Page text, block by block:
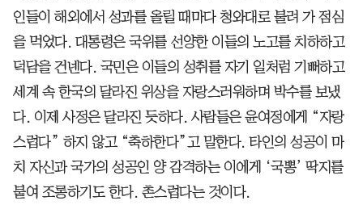
인들이 해외에서 성과를 올릴 때마다 청와대로 불려 가 점심
을 먹었다. 대통령은 국위를 선양한 이들의 노고를 치하하고
덕담을 건넨다. 국민은 이들의 성취를 자기 일처럼 기뻐하고
세계 속 한국의 달라진 위상을 자랑스러워하며 박수를 보냈
다. 이제 사정은 달라진 듯하다. 사람들은 윤여정에게 “자랑
스럽다” 하지 않고 “축하한다”고 말한다. 타인의 성공이 마
치 자신과 국가의 성공인 양 감격하는 이에게 ‘국뽕’ 딱지를
붙여 조롱하기도 한다. 촌스럽다는 것이다.